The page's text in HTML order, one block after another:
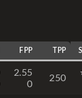
FPP TPP
2.55
0
250